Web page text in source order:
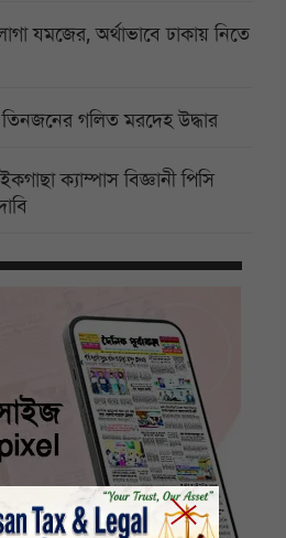
যমজের, অর্থাভাবে ঢাকায় নিতে
গলিত মরদেহ উদ্ধার
ক্যাম্পাস বিজ্ঞানী পিসি